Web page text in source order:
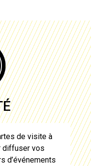
de visite à
diffuser vos
d’événements